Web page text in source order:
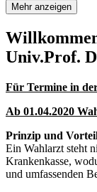
Mehr anzeigen
Univ.Prof.
Für Termine in
Ab 01.04.2020
Prinzip und
Ein Wahlarzt steht
Krankenkasse,
und umfassenden